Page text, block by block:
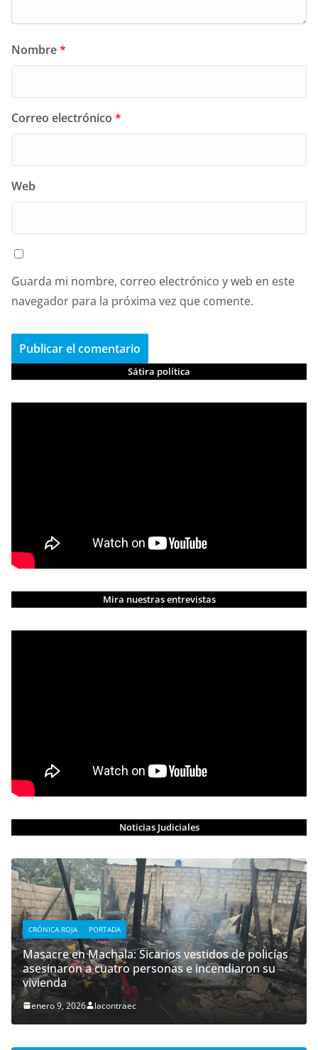
Nombre*
Correo electrónico *
Web
Guarda mi nombre, correo electrónico y web en este
navegador para la próxima vez que comente.
Sátira política
Mira nuestras entrevistas
Noticias Judiciales
CRÓNICA ROJA PORTADA
Masacre en Machala: Sicarios vestidos de policías
asesinaron a cuatro personas e incendiaron su
vivienda
enero 9, 2026 lacontraec